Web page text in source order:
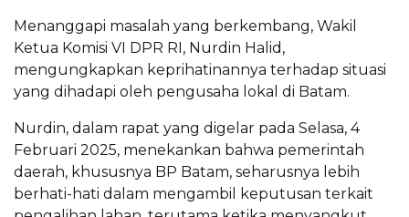
Menanggapi masalah yang berkembang, Wakil
Ketua Komisi VI DPR RI, Nurdin Halid,
mengungkapkan keprihatinannya terhadap situasi
yang dihadapi oleh pengusaha lokal di Batam.
Nurdin, dalam rapat yang digelar pada Selasa, 4
Februari 2025, menekankan bahwa pemerintah
daerah, khususnya BP Batam, seharusnya lebih
berhati-hati dalam mengambil keputusan terkait